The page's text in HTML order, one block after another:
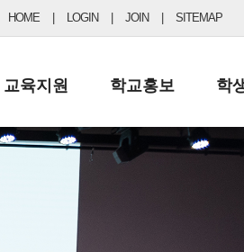
HOME LOGIN JOIN SITEMAP
교육지원
행정실
학교운영위원회
학교홍보
보도자료
학